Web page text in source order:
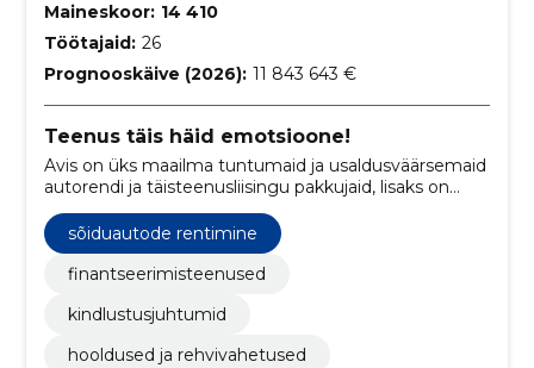
Maineskoor: 14 410
Töötajaid: 26
Prognooskäive (2026): 11 843 643 €
Teenus täis häid emotsioone!
Avis on üks maailma tuntumaid ja usaldusväärsemaid
autorendi ja täisteenusliisingu pakkujaid, lisaks on
ettevõte oma kvaliteedi ja kliendikeskse
lähenemisviisi tõttu tuntud ning on turuliider
mitmetes piirkondades, sealhulgas Euroopas ja
Baltikumis.
sõiduautode rentimine
finantseerimisteenused
kindlustusjuhtumid
hooldused ja rehvivahetused